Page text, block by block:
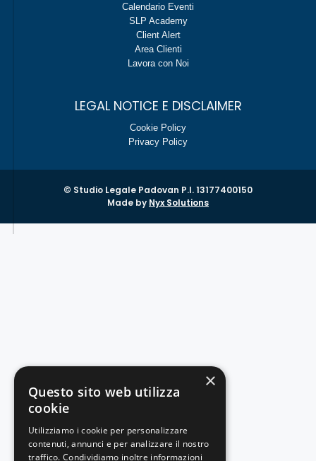
Calendario Eventi
SLP Academy
Client Alert
Area Clienti
Lavora con Noi
LEGAL NOTICE E DISCLAIMER
Cookie Policy
Privacy Policy
© Studio Legale Padovan P.I. 13177400150
Made by Nyx Solutions
×
Questo sito web utilizza
cookie
Utilizziamo i cookie per personalizzare
contenuti, annunci e per analizzare il nostro
traffico. Condividiamo inoltre informazioni